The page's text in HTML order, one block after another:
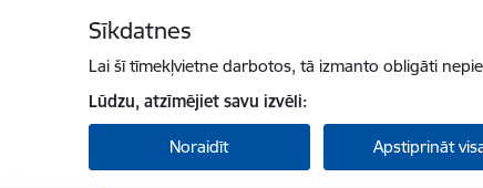
Sīkdatnes
Lai šī tīmekļvietne darbotos, tā izmanto obligāti
Lūdzu, atzīmējiet savu izvēli:
Noraidīt Apstiprināt